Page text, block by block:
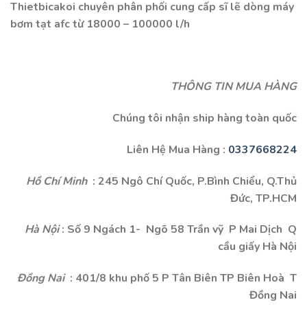
Thietbicakoi chuyên phân phối cung cấp sĩ lẽ dòng máy
bơm tạt afc từ 18000 – 100000 l/h
THÔNG TIN MUA HÀNG
Chúng tôi nhận ship hàng toàn quốc
Liên Hệ Mua Hàng : 0337668224
Hồ Chí Minh: 245 Ngô Chí Quốc, P.Bình Chiểu, Q.Thủ
Đức, TP.HCM
Hà Nội: Số 9 Ngách 1- Ngõ 58 Trần vỹ P Mai Dịch Q
cầu giấy Hà Nội
Đồng Nai: 401/8 khu phố 5 P Tân Biên TP Biên Hoà T
Đồng Nai